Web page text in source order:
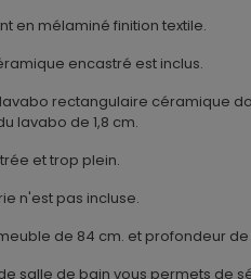
en mélaminé finition textile.
encastré est inclus.
rectangulaire céramique
lavabo de 1,8 cm.
et trop plein.
n'est pas incluse.
de 84 cm. et profondeur de
salle de bain vous permets de